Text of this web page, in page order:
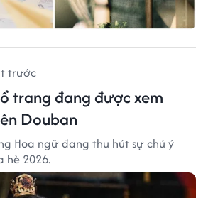
trước
trang đang được xem
Douban
Hoa ngữ đang thu hút sự chú ý
hè 2026.